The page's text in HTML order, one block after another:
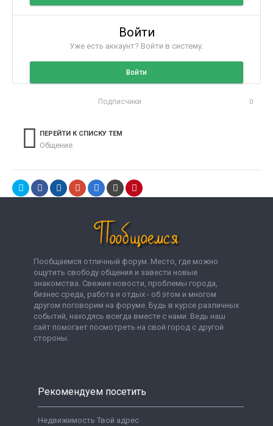
Войти
Уже есть аккаунт? Войти в систему.
Войти
Подписчики 0
ПЕРЕЙТИ К СПИСКУ ТЕМ
Общение
Пообщаемся отличный форум. Место, где можно
ощутить свободу общения и завести новые
знакомства. Свежие новости, проблемы города,
бизнес среда, работа и отдых - об этом и многом
другом поговорим на форуме. Будь в курсе различных
событий, находясь всегда вместе с нами. Ведь наш
сайт помогает посмотреть на свой город с другой
стороны.
Рекомендуем посетить
Недвижимость Твой адрес